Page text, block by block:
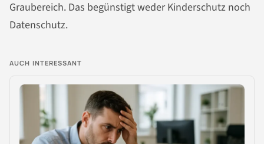
Graubereich. Das begünstigt weder Kinderschutz noch
Datenschutz.
AUCH INTERESSANT